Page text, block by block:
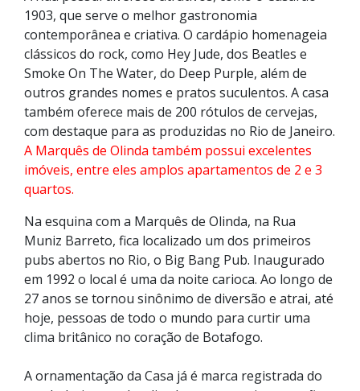
1903, que serve o melhor gastronomia
contemporânea e criativa. O cardápio homenageia
clássicos do rock, como Hey Jude, dos Beatles e
Smoke On The Water, do Deep Purple, além de
outros grandes nomes e pratos suculentos. A casa
também oferece mais de 200 rótulos de cervejas,
com destaque para as produzidas no Rio de Janeiro.
A Marquês de Olinda também possui excelentes
imóveis, entre eles amplos apartamentos de 2 e 3
quartos.
Na esquina com a Marquês de Olinda, na Rua
Muniz Barreto, fica localizado um dos primeiros
pubs abertos no Rio, o Big Bang Pub. Inaugurado
em 1992 o local é uma da noite carioca. Ao longo de
27 anos se tornou sinônimo de diversão e atrai, até
hoje, pessoas de todo o mundo para curtir uma
clima britânico no coração de Botafogo.
A ornamentação da Casa já é marca registrada do